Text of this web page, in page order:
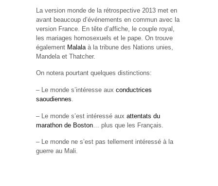
La version monde de la rétrospective 2013 met en
avant beaucoup d’événements en commun avec la
version France. En tête d’affiche, le couple royal,
les mariages homosexuels et le pape. On trouve
également Malala à la tribune des Nations unies,
Mandela et Thatcher.
On notera pourtant quelques distinctions:
– Le monde s’intéresse aux conductrices
saoudiennes.
– Le monde s’est intéressé aux attentats du
marathon de Boston … plus que les Français.
– Le monde ne s’est pas tellement intéressé à la
guerre au Mali.